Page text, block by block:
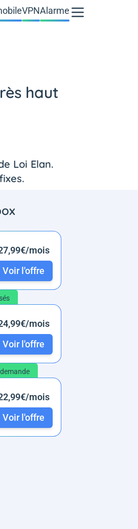
VPNAlarme
haut
Loi Elan.
mois
Voir l'offre
mois
Voir l'offre
mois
Voir l'offre